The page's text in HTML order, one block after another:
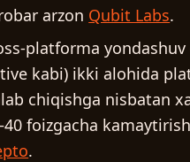
arzon Qubit Labs.
platforma yondashuv
kabi) ikki alohida
chiqishga nisbatan
foizgacha
.